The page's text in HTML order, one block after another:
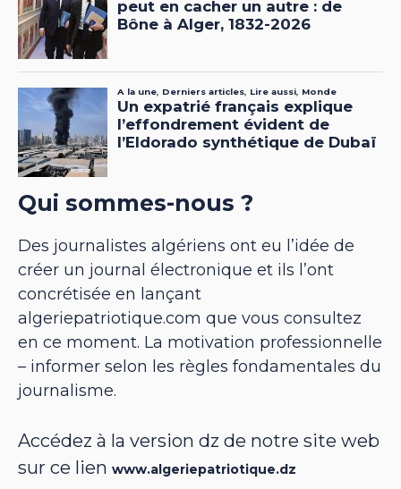
Qui sommes-nous ?
Des journalistes algériens ont eu l’idée de
créer un journal électronique et ils l’ont
concrétisée en lançant
algeriepatriotique.com que vous consultez
en ce moment. La motivation professionnelle
– informer selon les règles fondamentales du
journalisme.
Accédez à la version dz de notre site web
sur ce lien www.algeriepatriotique.dz